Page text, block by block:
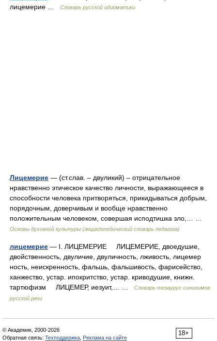
лицемерие …
Словарь русской идиоматики
Лицемерие — (ст.слав. – двуликий) – отрицательное
нравственно этическое качество личности, выражающееся в
способности человека притворяться, прикидываться добрым,
порядочным, доверчивым и вообще нравственно
положительным человеком, совершая исподтишка зло,… …
Основы духовной культуры (энциклопедический словарь педагога)
лицемерие — I. ЛИЦЕМЕРИЕ ЛИЦЕМЕРИЕ, двоедушие,
двойственность, двуличие, двуличность, лживость, лицемер
ность, неискренность, фальшь, фальшивость, фарисейство,
ханжество, устар. ипокритство, устар. криводушие, книжн.
тартюфизм ЛИЦЕМЕР, иезуит,… …
Словарь-тезаурус синонимов
русской речи
18+
© Академик, 2000-2026
Обратная связь: Техподдержка Реклама на сайте